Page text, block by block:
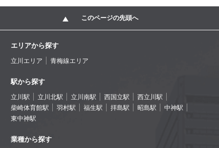
このページの先頭へ
エリアから探す
立川エリア 青梅線エリア
駅から探す
立川駅 立川北駅 立川南駅 西国立駅
西立川駅
柴崎体育館駅
羽村駅 福生駅 拝島駅 昭島駅
中神駅
東中神駅
業種から探す